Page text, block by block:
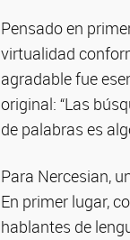
Pensado en
virtualidad
agradable fue
original: “Las
de palabras es
Para Nercesian,
En primer lugar,
hablantes de